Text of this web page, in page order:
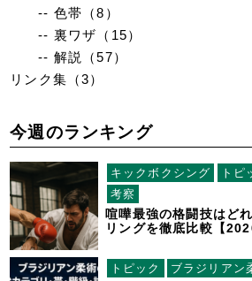
-- 色帯 （8）
-- 裏ワザ （15）
-- 解説
（57）
リンク集 （3）
今週のランキング
キックボクシング トピ
考察
喧嘩最強の格闘技はど
リングを徹底比較【
トピック ブラジリアン